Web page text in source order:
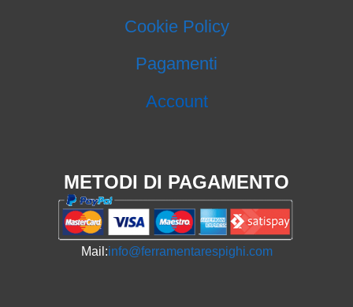
Cookie Policy
Pagamenti
Account
METODI DI PAGAMENTO
Mail:info@ferramentarespighi.com